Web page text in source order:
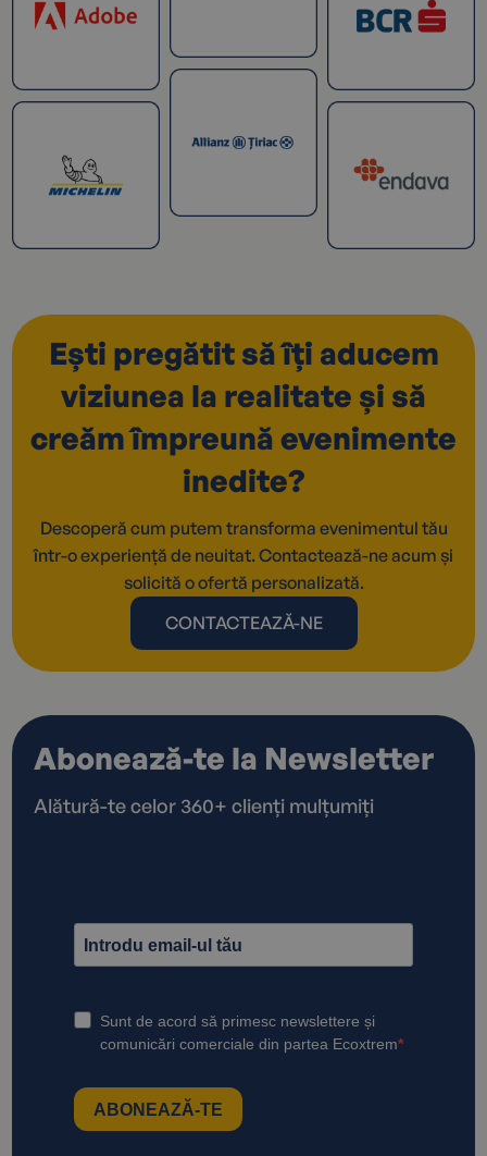
Ești pregătit să îți aducem
viziunea la realitate și să
creăm împreună evenimente
inedite?
Descoperă cum putem transforma evenimentul tău
într-o experiență de neuitat. Contactează-ne acum și
solicită o ofertă personalizată.
CONTACTEAZĂ-NE
Abonează-te la Newsletter
Alătură-te celor 360+ clienți mulțumiți